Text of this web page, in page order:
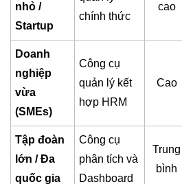
nhỏ /
Startup
chính thức
cao
Doanh
nghiệp
vừa
(SMEs)
Công cụ
quản lý kết
hợp HRM
Cao
Tập đoàn
lớn / Đa
quốc gia
Công cụ
phân tích và
Dashboard
Trung
bình